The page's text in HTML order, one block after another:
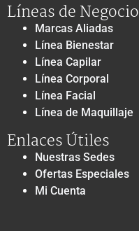
Líneas de Negocio
Marcas Aliadas
Línea Bienestar
Línea Capilar
Línea Corporal
Línea Facial
Línea de Maquillaje
Enlaces Útiles
Nuestras Sedes
Ofertas Especiales
Mi Cuenta